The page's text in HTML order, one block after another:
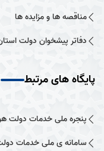
مناقصه ها و مزایده ها
دفاتر پیشخوان دولت
پایگاه های مرتبط
پنجره ملی خدمات دولت
سامانه ی ملی خدمات